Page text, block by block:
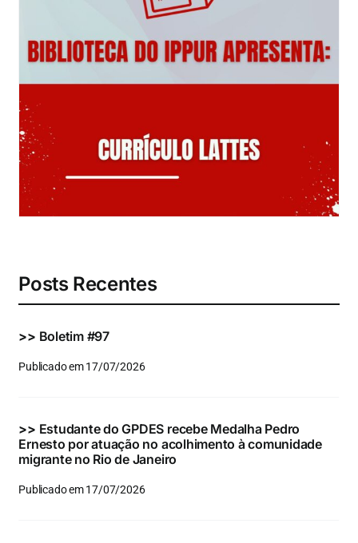
Eventos e Certificados
Comunicação
Buscar
resultados
para:
Posts Recentes
>> Boletim #97
Publicado em 17/07/2026
>> Estudante do GPDES recebe Medalha Pedro
Ernesto por atuação no acolhimento à comunidade
migrante no Rio de Janeiro
Publicado em 17/07/2026